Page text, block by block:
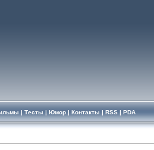
| Тесты | Юмор| Контакты | RSS| PDA